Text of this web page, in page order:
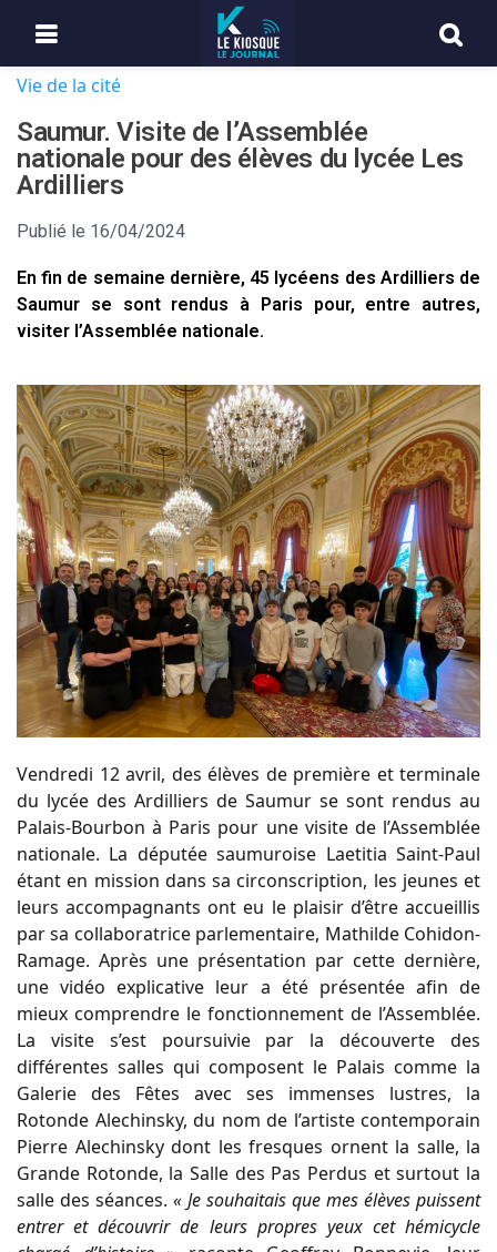
Vie de la cité
Saumur. Visite de l’Assemblée
nationale pour des élèves du lycée Les
Ardilliers
Publié le 16/04/2024
En fin de semaine dernière, 45 lycéens des Ardilliers de
Saumur se sont rendus à Paris pour, entre autres,
visiter l’Assemblée nationale.
Vendredi 12 avril, des élèves de première et terminale
du lycée des Ardilliers de Saumur se sont rendus au
Palais-Bourbon à Paris pour une visite de l’Assemblée
nationale. La députée saumuroise Laetitia Saint-Paul
étant en mission dans sa circonscription, les jeunes et
leurs accompagnants ont eu le plaisir d’être accueillis
par sa collaboratrice parlementaire, Mathilde Cohidon-
Ramage. Après une présentation par cette dernière,
une vidéo explicative leur a été présentée afin de
mieux comprendre le fonctionnement de l’Assemblée.
La visite s’est poursuivie par la découverte des
différentes salles qui composent le Palais comme la
Galerie des Fêtes avec ses immenses lustres, la
Rotonde Alechinsky, du nom de l’artiste contemporain
Pierre Alechinsky dont les fresques ornent la salle, la
Grande Rotonde, la Salle des Pas Perdus et surtout la
salle des séances. « Je souhaitais que mes élèves puissent
entrer et découvrir de leurs propres yeux cet hémicycle